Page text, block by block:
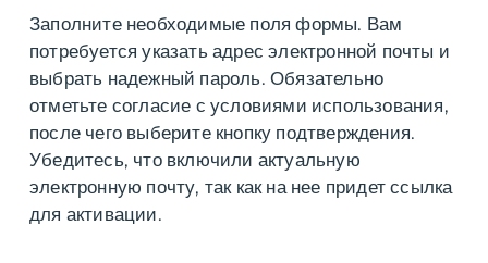
Заполните необходимые поля формы. Вам
потребуется указать адрес электронной почты и
выбрать надежный пароль. Обязательно
отметьте согласие с условиями использования,
после чего выберите кнопку подтверждения.
Убедитесь, что включили актуальную
электронную почту, так как на нее придет ссылка
для активации.